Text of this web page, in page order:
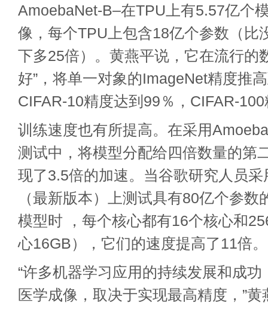
AmoebaNet-B–在TPU上有5.57亿个
像，每个TPU上包含18亿个参数（比
下多25倍）。黄燕平说，它在流行的
好”，将单一对象的ImageNet精度推
CIFAR-10精度达到99％，CIFAR-
训练速度也有所提高。在采用
测试中，将模型分配给四倍数量的第
现了3.5倍的加速。当谷歌研究人员
（最新版本）上测试具有80亿个参数
模型时
，每个核心都有16个核心和
心16GB），它们的速度提高了11倍。
“许多机器学习应用的持续发展和成
医学成像，取决于实现最高精度，”黄